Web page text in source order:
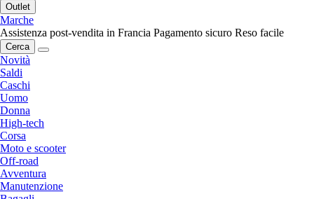
Outlet
Marche
Assistenza post-vendita in Francia Pagamento sicuro Reso facile
Cerca
Novità
Saldi
Caschi
Uomo
Donna
High-tech
Corsa
Moto e scooter
Off-road
Avventura
Manutenzione